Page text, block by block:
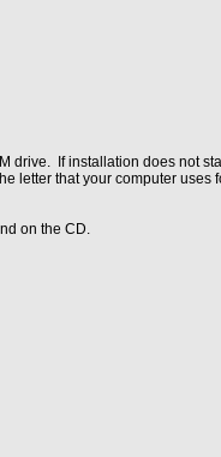
drive. If installation does not
letter that your computer
on the CD.